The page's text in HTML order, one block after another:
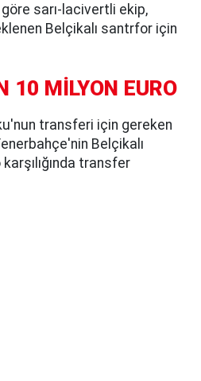
sarı-lacivertli ekip,
Belçikalı santrfor için
10 MİLYON EURO
transferi için gereken
Belçikalı
transfer